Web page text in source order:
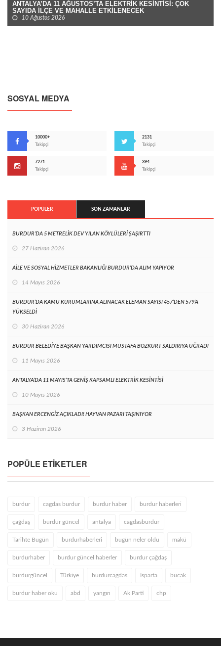
ANTALYA’DA 11 AĞUSTOS’TA ELEKTRİK KESİNTİSİ: ÇOK
SAYIDA İLÇE VE MAHALLE ETKİLENECEK
10 Ağustos 2026
SOSYAL MEDYA
10000+
Takipçi
2131
Takipçi
7271
Takipçi
394
Takipçi
POPÜLER SON ZAMANLAR
BURDUR’DA 5 METRELİK DEV YILAN KÖYLÜLERİ ŞAŞIRTTI
27 Haziran 2026
AİLE VE SOSYAL HİZMETLER BAKANLIĞI BURDUR’DA ALIM YAPIYOR
14 Mayıs 2026
BURDUR’DA KAMU KURUMLARINA ALINACAK ELEMAN SAYISI 457’DEN 579’A
YÜKSELDİ
30 Haziran 2026
BURDUR BELEDİYE BAŞKAN YARDIMCISI MUSTAFA BOZKURT SALDIRIYA UĞRADI
11 Mayıs 2026
ANTALYA’DA 11 MAYIS’TA GENİŞ KAPSAMLI ELEKTRİK KESİNTİSİ
10 Mayıs 2026
BAŞKAN ERCENGİZ AÇIKLADI! HAYVAN PAZARI TAŞINIYOR
3 Haziran 2026
POPÜLE ETIKETLER
burdur cagdas burdur burdur haber burdur haberleri
çağdaş burdur güncel antalya cagdasburdur
Tarihte Bugün burdurhaberleri bugün neler oldu makü
burdurhaber burdur güncel haberler burdur çağdaş
burdurgüncel Türkiye burdurcagdas Isparta bucak
burdur haber oku abd yangın Ak Parti chp